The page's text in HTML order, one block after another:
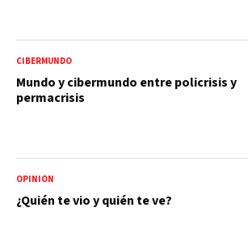
CIBERMUNDO
Mundo y cibermundo entre policrisis y
permacrisis
OPINIÓN
¿Quién te vio y quién te ve?